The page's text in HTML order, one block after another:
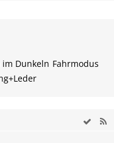
im Dunkeln Fahrmodus